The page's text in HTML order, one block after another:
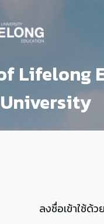
Lifelong
ลงชื่อเข้าใช้ด้